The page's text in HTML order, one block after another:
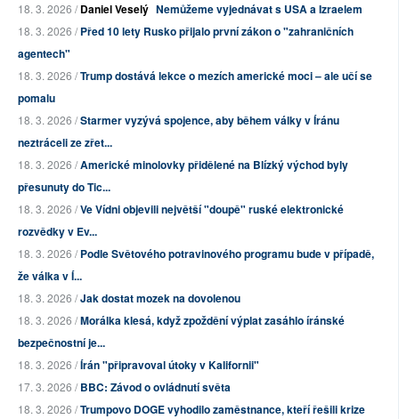
18. 3. 2026 /Daniel Veselý Nemůžeme vyjednávat s USA a Izraelem
18. 3. 2026 /Před 10 lety Rusko přijalo první zákon o "zahraničních
agentech"
18. 3. 2026 /Trump dostává lekce o mezích americké moci – ale učí se
pomalu
18. 3. 2026 /Starmer vyzývá spojence, aby během války v Íránu
neztráceli ze zřet...
18. 3. 2026 /Americké minolovky přidělené na Blízký východ byly
přesunuty do Tic...
18. 3. 2026 /Ve Vídni objevili největší "doupě" ruské elektronické
rozvědky v Ev...
18. 3. 2026 /Podle Světového potravinového programu bude v případě,
že válka v Í...
18. 3. 2026 /Jak dostat mozek na dovolenou
18. 3. 2026 /Morálka klesá, když zpoždění výplat zasáhlo íránské
bezpečnostní je...
18. 3. 2026 /Írán "připravoval útoky v Kalifornii"
17. 3. 2026 /BBC: Závod o ovládnutí světa
18. 3. 2026 /Trumpovo DOGE vyhodilo zaměstnance, kteří řešili krize